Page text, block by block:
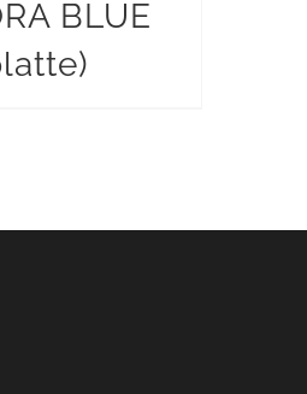
BLUE